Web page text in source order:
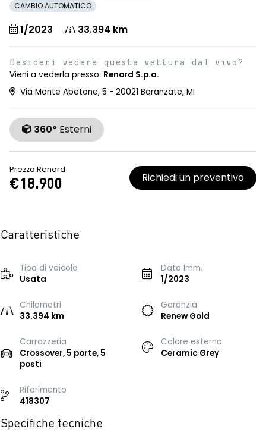
CAMBIO AUTOMATICO
1/2023 33.394 km
Desideri vedere questa vettura dal vivo?
Vieni a vederla presso: Renord S.p.a.
Via Monte Abetone, 5 - 20021 Baranzate, MI
360° Esterni
Prezzo Renord
€18.900 Richiedi un preventivo
Caratteristiche
Tipo di veicolo
Usata
Data Imm.
1/2023
Chilometri
33.394 km
Garanzia
Renew Gold
Carrozzeria
Crossover, 5 porte, 5
posti
Colore esterno
Ceramic Grey
Riferimento
418307
Specifiche tecniche